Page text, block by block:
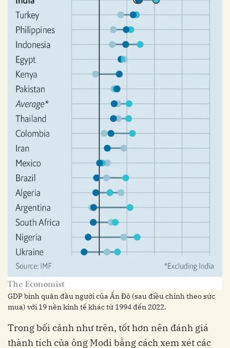
GDP bình quân đầu người của Ấn Độ (sau điều chỉnh theo sức
mua) với 19 nền kinh tế khác từ 1994 đến 2022.
Trong bối cảnh như trên, tốt hơn nên đánh giá
thành tích của ông Modi bằng cách xem xét các